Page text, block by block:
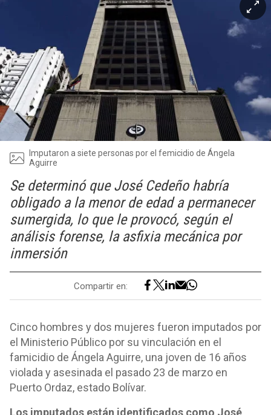
Imputaron a siete personas por el femicidio de Ángela
Aguirre
Se determinó que José Cedeño habría
obligado a la menor de edad a permanecer
sumergida, lo que le provocó, según el
análisis forense, la asfixia mecánica por
inmersión
Compartir en:
Cinco hombres y dos mujeres fueron imputados por
el Ministerio Público por su vinculación en el
famicidio de Ángela Aguirre, una joven de 16 años
violada y asesinada el pasado 23 de marzo en
Puerto Ordaz, estado Bolívar.
Los imputados están identificados como José